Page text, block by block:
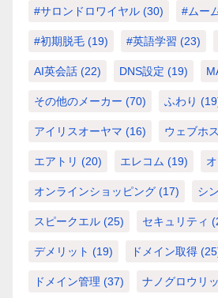
#サロンドロワイヤル (30) #ムー
#初期脱毛 (19) #英語学習 (23)
AI英会話 (22) DNS設定 (19)
その他のメーカー (70) ふわり
アイリスオーヤマ (16) ウェブホ
エアトリ (20) エレコム (19)
オンラインショッピング (17) シ
スピークエル (25) セキュリティ
デメリット (19) ドメイン取得
ドメイン管理 (37) ナノグロウリ